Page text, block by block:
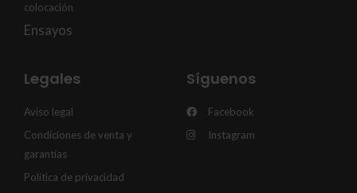
colocación
Ensayos
Legales
Aviso legal
Condiciones de venta y
garantías
Política de privacidad
Síguenos
Facebook
Instagram